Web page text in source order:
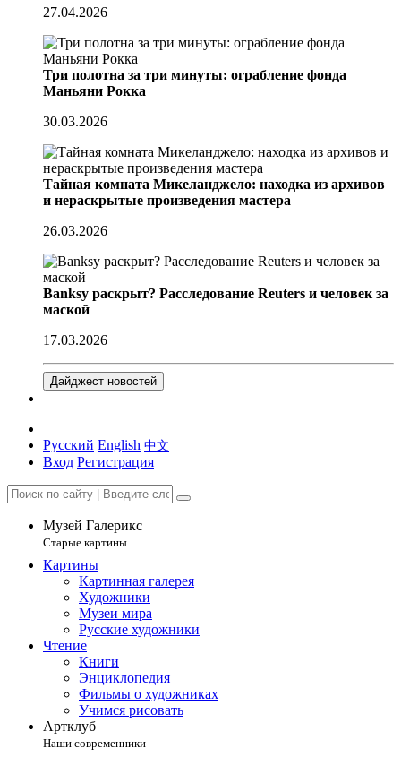
27.04.2026
Три полотна за три минуты: ограбление фонда
Маньяни Рокка
30.03.2026
Тайная комната Микеланджело: находка из архивов
и нераскрытые произведения мастера
26.03.2026
Banksy раскрыт? Расследование Reuters и человек за
маской
17.03.2026
Дайджест новостей
Русский English 中文
Вход Регистрация
Музей Галерикс
Старые картины
Картины
Картинная галерея
Художники
Музеи мира
Русские художники
Чтение
Книги
Энциклопедия
Фильмы о художниках
Учимся рисовать
Артклуб
Наши современники